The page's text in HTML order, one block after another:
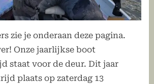
zie je onderaan deze pagina.
Onze jaarlijkse boot
staat voor de deur. Dit jaar
plaats op zaterdag 13